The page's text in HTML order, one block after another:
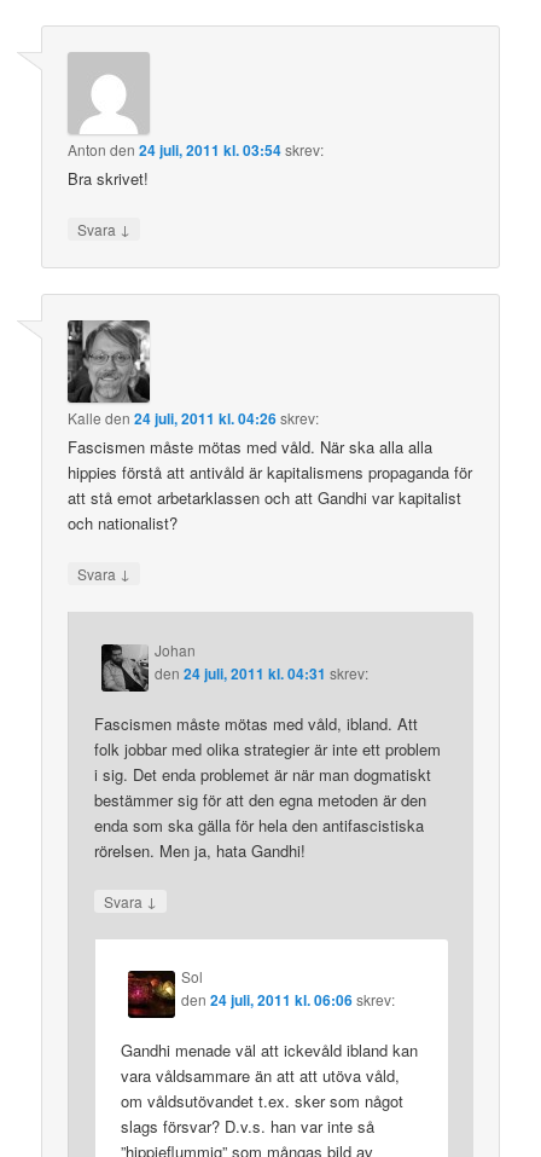
Anton den24 juli, 2011 kl. 03:54skrev:
Bra skrivet!
Svara ↓
Kalle den24 juli, 2011 kl. 04:26skrev:
Fascismen måste mötas med våld. När ska alla alla
hippies förstå att antivåld är kapitalismens propaganda för
att stå emot arbetarklassen och att Gandhi var kapitalist
och nationalist?
Svara ↓
Johan
den24 juli, 2011 kl. 04:31 skrev:
Fascismen måste mötas med våld, ibland. Att
folk jobbar med olika strategier är inte ett problem
i sig. Det enda problemet är när man dogmatiskt
bestämmer sig för att den egna metoden är den
enda som ska gälla för hela den antifascistiska
rörelsen. Men ja, hata Gandhi!
Svara ↓
Sol
den24 juli, 2011 kl. 06:06 skrev:
Gandhi menade väl att ickevåld ibland kan
vara våldsammare än att att utöva våld,
om våldsutövandet t.ex. sker som något
slags försvar? D.v.s. han var inte så
”hippieflummig” som mångas bild av